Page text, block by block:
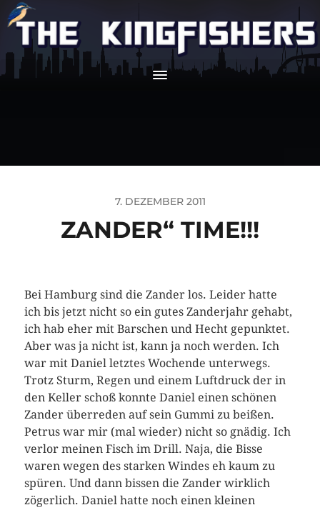
7. DEZEMBER 2011
ZANDER“ TIME!!!
Bei Hamburg sind die Zander los. Leider hatte
ich bis jetzt nicht so ein gutes Zanderjahr gehabt,
ich hab eher mit Barschen und Hecht gepunktet.
Aber was ja nicht ist, kann ja noch werden. Ich
war mit Daniel letztes Wochende unterwegs.
Trotz Sturm, Regen und einem Luftdruck der in
den Keller schoß konnte Daniel einen schönen
Zander überreden auf sein Gummi zu beißen.
Petrus war mir (mal wieder) nicht so gnädig. Ich
verlor meinen Fisch im Drill. Naja, die Bisse
waren wegen des starken Windes eh kaum zu
spüren. Und dann bissen die Zander wirklich
zögerlich. Daniel hatte noch einen kleinen